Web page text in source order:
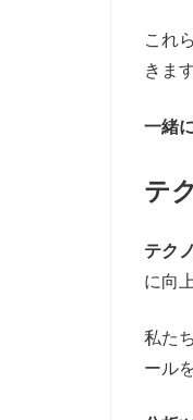
これ
きます
一緒
テ
テク
に向
私た
ール